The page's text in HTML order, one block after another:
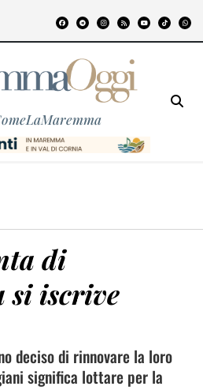
di
si iscrive
deciso di rinnovare la loro
significa lottare per la